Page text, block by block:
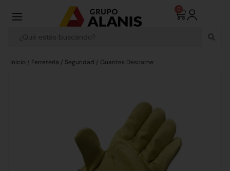
0
Inicio / Ferretería / Seguridad / Guantes Descarne